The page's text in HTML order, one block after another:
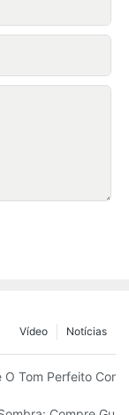
Notícias
Vídeo
Perfeito
O Tom Perfeito Com